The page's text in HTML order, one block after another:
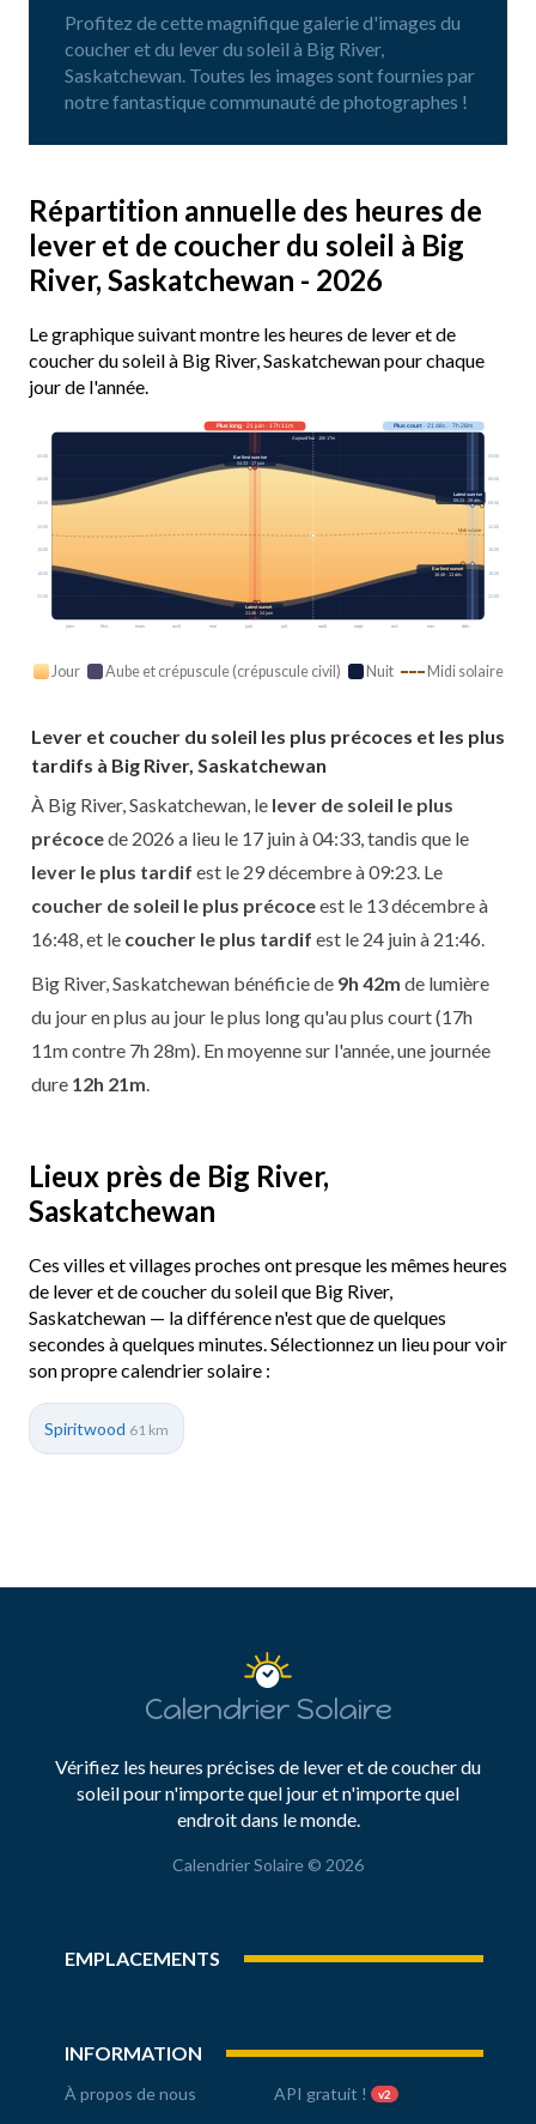
Profitez de cette magnifique galerie d'images du
coucher et du lever du soleil à Big River,
Saskatchewan. Toutes les images sont fournies par
notre fantastique communauté de photographes !
Répartition annuelle des heures de
lever et de coucher du soleil à Big
River, Saskatchewan - 2026
Le graphique suivant montre les heures de lever et de
coucher du soleil à Big River, Saskatchewan pour chaque
jour de l'année.
janv. févr. mars avril mai juin juil. août sept. oct. nov. déc.
Midi solaire
03:00 03:00
06:00 06:00
09:00 09:00
12:00 12:00
15:00 15:00
18:00 18:00
21:00 21:00
Plus long· 21 juin · 17h 11m Plus court· 21 déc. · 7h 28m
Aujourd’hui · 15h 17m
Earliest sunrise
04:33 · 17 juin
Latest sunrise
09:23 · 29 déc.
Earliest sunset
16:48 · 13 déc.
Latest sunset
21:46 · 24 juin
Jour Aube et crépuscule (crépuscule civil) Nuit Midi solaire
Lever et coucher du soleil les plus précoces et les plus
tardifs à Big River, Saskatchewan
À Big River, Saskatchewan, le lever de soleil le plus
précocede 2026 a lieu le 17 juin à 04:33, tandis que le
lever le plus tardif est le 29 décembre à 09:23. Le
coucher de soleil le plus précoceest le 13 décembre à
16:48, et le coucher le plus tardif est le 24 juin à 21:46.
Big River, Saskatchewan bénéficie de 9h 42m de lumière
du jour en plus au jour le plus long qu'au plus court (17h
11m contre 7h 28m). En moyenne sur l'année, une journée
dure 12h 21m
Lieux près de Big River,
Saskatchewan
Ces villes et villages proches ont presque les mêmes heures
de lever et de coucher du soleil que Big River,
Saskatchewan — la différence n'est que de quelques
secondes à quelques minutes. Sélectionnez un lieu pour voir
son propre calendrier solaire :
Spiritwood 61 km
Calendrier Solaire
Vérifiez les heures précises de lever et de coucher du
soleil pour n'importe quel jour et n'importe quel
endroit dans le monde.
Calendrier Solaire © 2026
EMPLACEMENTS
INFORMATION
À propos de nous API gratuit ! v2